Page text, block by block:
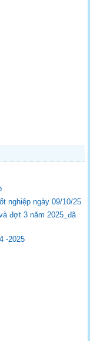
nghiệp ngày 09/10/25
đợt 3 năm 2025_đã
-2025